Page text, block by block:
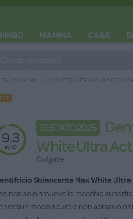
MAMMA CASA
VITA DA MAMMA COSMETICI PER LA CURA DEL
9.3
su 10
TESTATO 2025
White Ultra
Colgate
Sbiancante Max White Ultra
non solo rimuove le macchie
in modo sicuro e non abrasivo